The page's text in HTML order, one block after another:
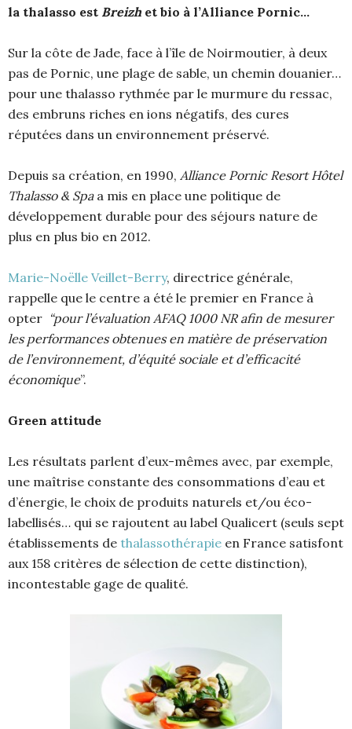
la thalasso est Breizh et bio à l’Alliance Pornic…
Sur la côte de Jade, face à l’île de Noirmoutier, à deux
pas de Pornic, une plage de sable, un chemin douanier…
pour une thalasso rythmée par le murmure du ressac,
des embruns riches en ions négatifs, des cures
réputées dans un environnement préservé.
Depuis sa création, en 1990, Alliance Pornic Resort Hôtel
Thalasso & Spa a mis en place une politique de
développement durable pour des séjours nature de
plus en plus bio en 2012.
Marie-Noëlle Veillet-Berry, directrice générale,
rappelle que le centre a été le premier en France à
opter “pour l’évaluation AFAQ 1000 NR afin de mesurer
les performances obtenues en matière de préservation
de l’environnement, d’équité sociale et d’efficacité
économique”.
Green attitude
Les résultats parlent d’eux-mêmes avec, par exemple,
une maîtrise constante des consommations d’eau et
d’énergie, le choix de produits naturels et/ou éco-
labellisés… qui se rajoutent au label Qualicert (seuls sept
établissements de thalassothérapie en France satisfont
aux 158 critères de sélection de cette distinction),
incontestable gage de qualité.